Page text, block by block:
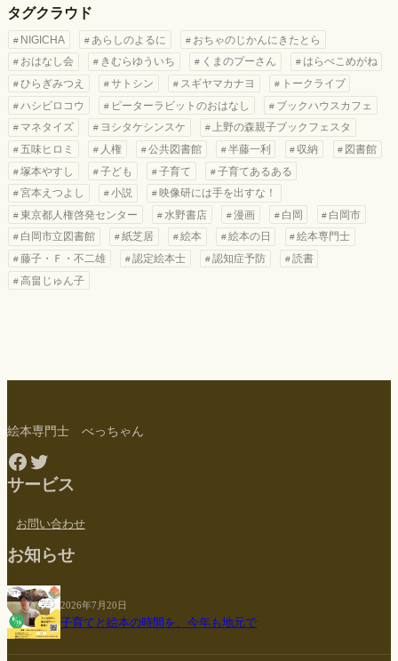
タグクラウド
NIGICHA あらしのよるに
おちゃのじかんにきたとら
おはなし会
きむらゆういち くまのプーさん
はらぺこめがね
ひらぎみつえ
サトシン スギヤマカナヨ
トークライブ
ハシビロコウ
ピーターラビットのおはなし
ブックハウスカフェ
マネタイズ
ヨシタケシンスケ
上野の森親子ブックフェスタ
五味ヒロミ
人権 公共図書館 半藤一利 収納
図書館
塚本やすし
子ども 子育て
子育てあるある
宮本えつよし
小説
映像研には手を出すな！
東京都人権啓発センター
水野書店 漫画 白岡
白岡市
白岡市立図書館
紙芝居 絵本 絵本の日
絵本専門士
藤子・Ｆ・不二雄
認定絵本士 認知症予防
読書
高畠じゅん子
絵本専門士 べっちゃん
Facebook
Twitter
サービス
お問い合わせ
お知らせ
2026年7月20日
子育てと絵本の時間を、今年も地元で